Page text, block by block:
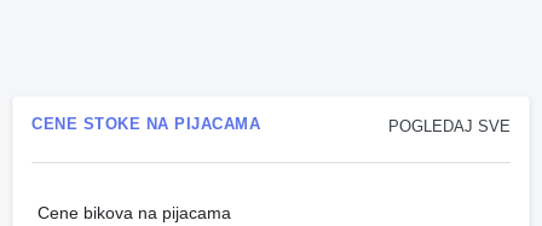
POGLEDAJ SVE
CENE STOKE NA PIJACAMA
Cene bikova na pijacama